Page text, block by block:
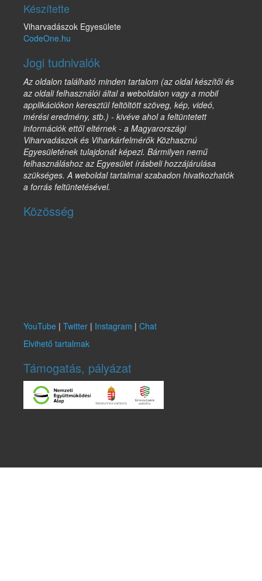
Készítette
Viharvadászok Egyesülete
CodeOne.hu
Jogi tudnivalók
Az oldalon található minden tartalom (az oldal készítői és
az oldali felhasználói által a weboldalon vagy a mobil
applikációkon keresztül feltöltött szöveg, kép, videó,
mérési eredmény, stb.) - kivéve ahol a feltüntetett
információk ettől eltérnek - a Magyarországi
Viharvadászok és Viharkárfelmérők Közhasznú
Egyesületének tulajdonát képezi. Bármilyen nemű
felhasználáshoz az Egyesület írásbeli hozzájárulása
szükséges. A weboldal tartalmai szabadon hivatkozhatók
a forrás feltüntetésével.
Közösség
YouTube | Twitter | Instagram | Chat
Elvihető tartalmak
Támogatás, pályázat